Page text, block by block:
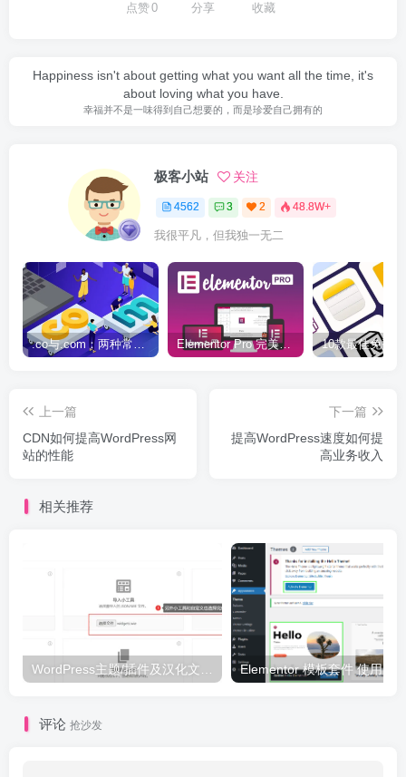
点赞0 分享 收藏
Happiness isn't about getting what you want all the time, it's
about loving what you have.
幸福并不是一味得到自己想要的，而是珍爱自己拥有的
极客小站 关注
4562 3 2 48.8W+
我很平凡，但我独一无二
.co与.com：两种常用域名后缀名完全指南 Elementor Pro 完美汉化中文版（含全套模板）|可视化编辑页面自定义设计WordPress插件
上一篇
CDN如何提高WordPress网
站的性能
下一篇
提高WordPress速度如何提
高业务收入
相关推荐
评论 抢沙发